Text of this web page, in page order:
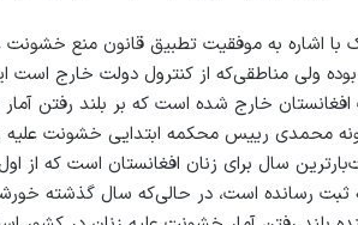
با اشاره به موفقیت تطبیق قانون منع
خارج شده است که بر بلند رفتن
محمدی رییس محکمه ابتدایی خشونت علیه